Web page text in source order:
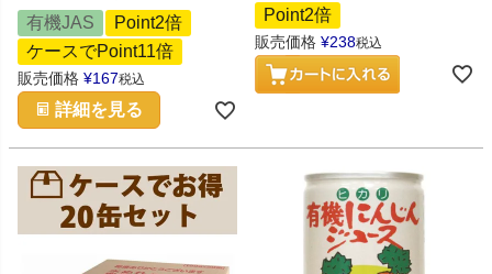
有機JAS
Point2倍
ケースでPoint11倍
販売価格 ¥167税込
詳細を見る
Point2倍
販売価格 ¥238税込